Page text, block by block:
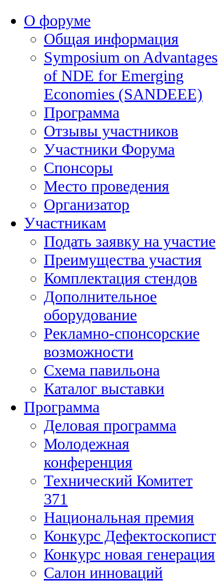
О форуме
Общая информация
Symposium on Advantages
of NDE for Emerging
Economies (SANDEEE)
Программа
Отзывы участников
Участники Форума
Спонсоры
Место проведения
Организатор
Участникам
Подать заявку на участие
Преимущества участия
Комплектация стендов
Дополнительное
оборудование
Рекламно-спонсорские
возможности
Схема павильона
Каталог выставки
Программа
Деловая программа
Молодежная
конференция
Технический Комитет
371
Национальная премия
Конкурс Дефектоскопист
Конкурс новая генерация
Салон инноваций